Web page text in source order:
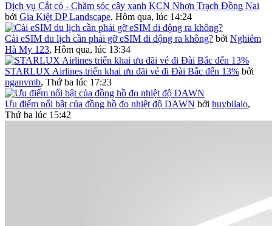
Dịch vụ Cắt cỏ - Chăm sóc cây xanh KCN Nhơn Trạch Đồng Nai
bởi Gia Kiệt DP Landscape, Hôm qua, lúc 14:24
Cài eSIM du lịch cần phải gỡ eSIM di động ra không? bởi Nghiêm
Hà My 123, Hôm qua, lúc 13:34
STARLUX Airlines triển khai ưu đãi vé đi Đài Bắc đến 13% bởi
nganvmb, Thứ ba lúc 17:23
Ưu điểm nổi bật của đồng hồ đo nhiệt độ DAWN bởi huybilalo,
Thứ ba lúc 15:42